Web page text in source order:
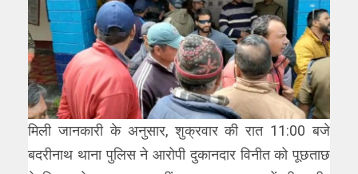
मिली जानकारी के अनुसार, शुक्रवार की रात 11:00 बजे
बदरीनाथ थाना पुलिस ने आरोपी दुकानदार विनीत को पूछताछ